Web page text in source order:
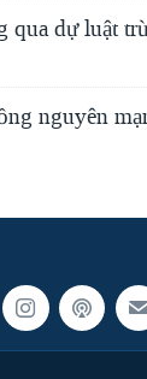
qua dự luật
nguyên